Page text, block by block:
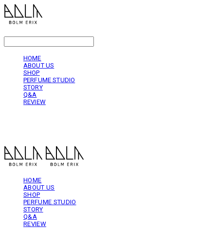
HOME
ABOUT US
SHOP
PERFUME STUDIO
STORY
Q&A
REVIEW
HOME
ABOUT US
SHOP
PERFUME STUDIO
STORY
Q&A
REVIEW